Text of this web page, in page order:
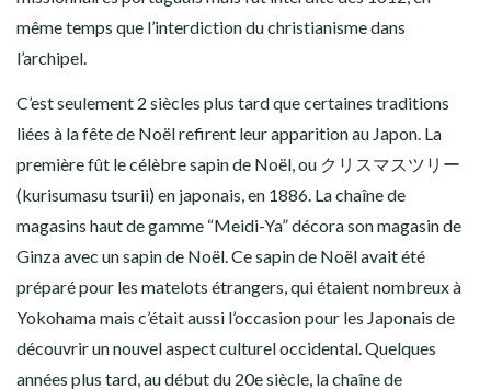
même temps que l’interdiction du christianisme dans
l’archipel.
C’est seulement 2 siècles plus tard que certaines traditions
liées à la fête de Noël refirent leur apparition au Japon. La
première fût le célèbresapin de Noël , ou クリスマスツリー
(kurisumasu tsurii) en japonais, en 1886. La chaîne de
magasins haut de gamme “Meidi-Ya” décora son magasin de
Ginza avec un sapin de Noël. Ce sapin de Noël avait été
préparé pour les matelots étrangers, qui étaient nombreux à
Yokohama mais c’était aussi l’occasion pour les Japonais de
découvrir un nouvel aspect culturel occidental . Quelques
années plus tard, au début du 20e siècle, la chaîne de